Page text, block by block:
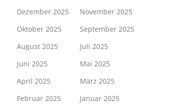
Dezember 2025
November 2025
Oktober 2025
September 2025
August 2025
Juli 2025
Juni 2025
Mai 2025
April 2025
März 2025
Februar 2025
Januar 2025